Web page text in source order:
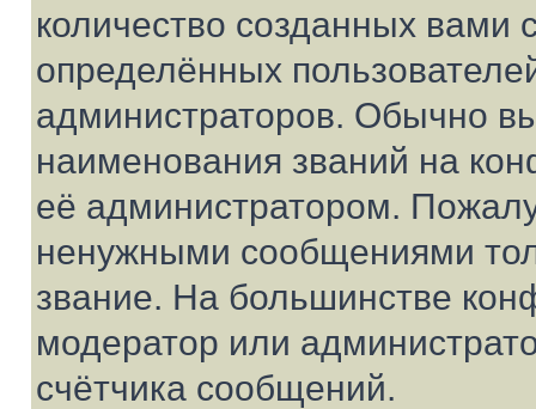
количество созданных
определённых
администраторов. Обычно
наименования званий на
её администратором.
ненужными сообщениями
звание. На большинстве
модератор или
счётчика сообщений.